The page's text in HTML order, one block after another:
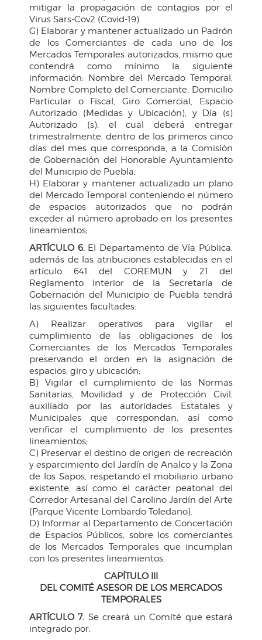
mitigar la propagación de contagios por el
Virus Sars-Cov2 (Covid-19).
G) Elaborar y mantener actualizado un Padrón
de los Comerciantes de cada uno de los
Mercados Temporales autorizados, mismo que
contendrá como mínimo la siguiente
información: Nombre del Mercado Temporal,
Nombre Completo del Comerciante, Domicilio
Particular o Fiscal, Giro Comercial, Espacio
Autorizado (Medidas y Ubicación), y Día (s)
Autorizado (s); el cual deberá entregar
trimestralmente, dentro de los primeros cinco
días del mes que corresponda, a la Comisión
de Gobernación del Honorable Ayuntamiento
del Municipio de Puebla;
H) Elaborar y mantener actualizado un plano
del Mercado Temporal conteniendo el número
de espacios autorizados que no podrán
exceder al número aprobado en los presentes
lineamientos;
ARTÍCULO 6.El Departamento de Vía Pública,
además de las atribuciones establecidas en el
artículo 641 del COREMUN y 21 del
Reglamento Interior de la Secretaría de
Gobernación del Municipio de Puebla tendrá
las siguientes facultades:
A) Realizar operativos para vigilar el
cumplimiento de las obligaciones de los
Comerciantes de los Mercados Temporales
preservando el orden en la asignación de
espacios, giro y ubicación;
B) Vigilar el cumplimiento de las Normas
Sanitarias, Movilidad y de Protección Civil,
auxiliado por las autoridades Estatales y
Municipales que correspondan, así como
verificar el cumplimiento de los presentes
lineamientos;
C) Preservar el destino de origen de recreación
y esparcimiento del Jardín de Analco y la Zona
de los Sapos, respetando el mobiliario urbano
existente, así como el carácter peatonal del
Corredor Artesanal del Carolino Jardín del Arte
(Parque Vicente Lombardo Toledano).
D) Informar al Departamento de Concertación
de Espacios Públicos, sobre los comerciantes
de los Mercados Temporales que incumplan
con los presentes lineamientos.
CAPÍTULO III
DEL COMITÉ ASESOR DE LOS MERCADOS
TEMPORALES
ARTÍCULO 7. Se creará un Comité que estará
integrado por: